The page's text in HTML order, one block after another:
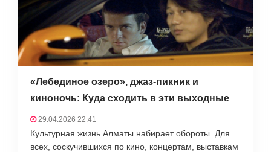
«Лебединое озеро», джаз-пикник и
киноночь: Куда сходить в эти выходные
29.04.2026 22:41
Культурная жизнь Алматы набирает обороты. Для
всех, соскучившихся по кино, концертам, выставкам